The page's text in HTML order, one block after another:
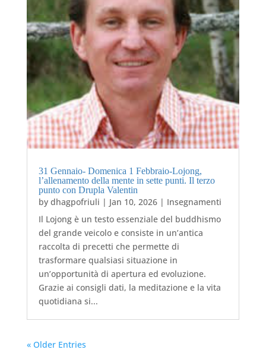
31 Gennaio- Domenica 1 Febbraio-Lojong,
l’allenamento della mente in sette punti. Il terzo
punto con Drupla Valentin
by dhagpofriuli | Jan 10, 2026| Insegnamenti
Il Lojong è un testo essenziale del buddhismo
del grande veicolo e consiste in un’antica
raccolta di precetti che permette di
trasformare qualsiasi situazione in
un’opportunità di apertura ed evoluzione.
Grazie ai consigli dati, la meditazione e la vita
quotidiana si...
« Older Entries